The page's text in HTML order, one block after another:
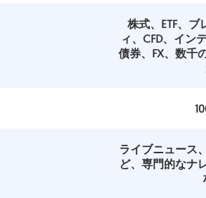
株式、ETF、
ィ、CFD、イン
債券、FX、数千
ライブニュース
ど、専門的なナ